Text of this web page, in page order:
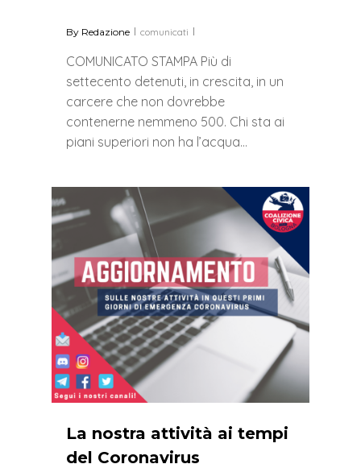
By Redazione comunicati
COMUNICATO STAMPA Più di
settecento detenuti, in crescita, in un
carcere che non dovrebbe
contenerne nemmeno 500. Chi sta ai
piani superiori non ha l’acqua…
La nostra attività ai tempi
del Coronavirus